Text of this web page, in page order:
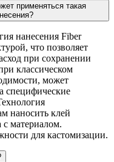
применяться такая
нанесения Fiber
что позволяет
при сохранении
классическом
может
специфические
наносить клей
материалом.
для кастомизации.